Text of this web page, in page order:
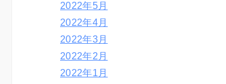
2022年5月
2022年4月
2022年3月
2022年2月
2022年1月